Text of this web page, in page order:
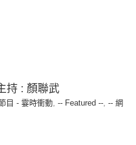
持 : 顏聯武
目 - 霎時衝動, -- Featured --, -- 網